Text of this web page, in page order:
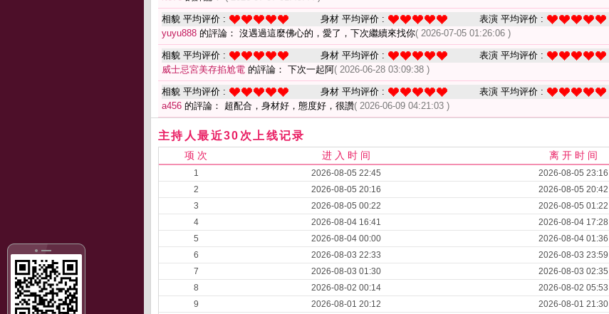
相貌 平均评价 : 身材 平均评价 : 表演 平均评价 :
yuyu888 的評論： 沒遇過這麼佛心的，愛了，下次繼續來找你( 2026-07-05 01:26:06 )
相貌 平均评价 : 身材 平均评价 : 表演 平均评价 :
威士忌宮美存掐尬電 的評論： 下次一起阿( 2026-06-28 03:09:38 )
相貌 平均评价 : 身材 平均评价 : 表演 平均评价 :
a456 的評論： 超配合，身材好，態度好，很讚( 2026-06-09 04:21:03 )
主持人最近30次上线记录
项 次 进 入 时 间 离 开 时 间
1 2026-08-05 22:45 2026-08-05 23:16
2
2026-08-05 20:16 2026-08-05 20:42
3
2026-08-05 00:22 2026-08-05 01:22
4
2026-08-04 16:41 2026-08-04 17:28
5
2026-08-04 00:00 2026-08-04 01:36
6
2026-08-03 22:33 2026-08-03 23:59
7
2026-08-03 01:30 2026-08-03 02:35
8
2026-08-02 00:14 2026-08-02 05:53
9
2026-08-01 20:12 2026-08-01 21:30